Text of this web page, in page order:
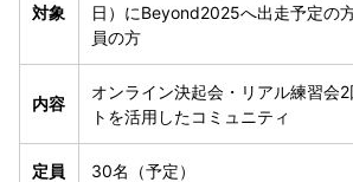
対象
日）にBeyond2025へ出走予定の
員の方
内容
オンライン決起会・リアル練習会
トを活用したコミュニティ
定員 30名（予定）